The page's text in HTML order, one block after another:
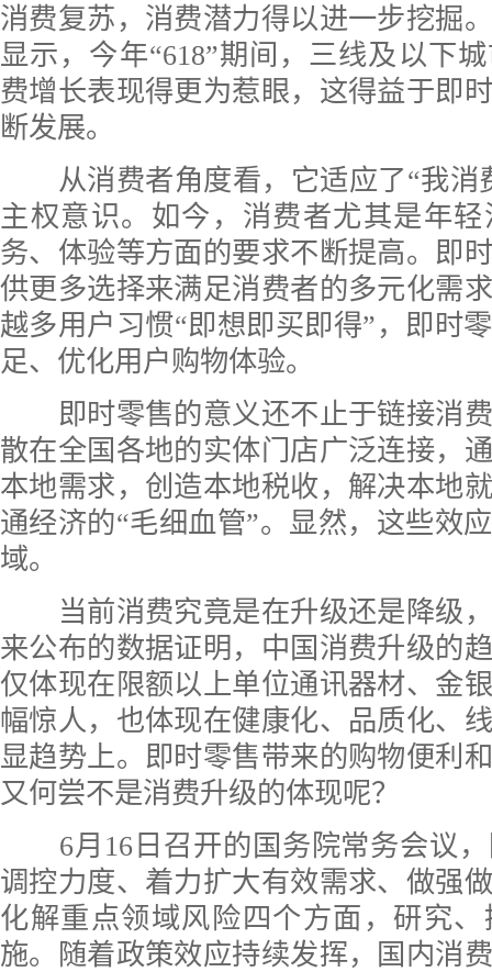
消费复苏，消费潜力得以进一步挖掘
显示，今年“618”期间，三线及以下
费增长表现得更为惹眼，这得益于即
断发展。
从消费者角度看，它适应了“我消
主权意识。如今，消费者尤其是年
务、体验等方面的要求不断提高。即
供更多选择来满足消费者的多元化需
越多用户习惯“即想即买即得”，即时
足、优化用户购物体验。
即时零售的意义还不止于链接消费
散在全国各地的实体门店广泛连接，
本地需求，创造本地税收，解决本地
通经济的“毛细血管”。显然，这些效
域。
当前消费究竟是在升级还是降级，
来公布的数据证明，中国消费升级的
仅体现在限额以上单位通讯器材、金
幅惊人，也体现在健康化、品质化、
显趋势上。即时零售带来的购物便利
又何尝不是消费升级的体现呢？
6月16日召开的国务院常务会议，
调控力度、着力扩大有效需求、做强
化解重点领域风险四个方面，研究
施。随着政策效应持续发挥，国内消